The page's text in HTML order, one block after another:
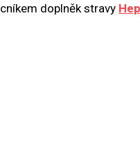
doplněk stravy